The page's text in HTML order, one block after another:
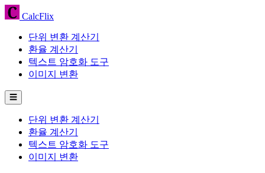
CalcFlix
단위 변환 계산기
환율 계산기
텍스트 암호화 도구
이미지 변환
☰
단위 변환 계산기
환율 계산기
텍스트 암호화 도구
이미지 변환